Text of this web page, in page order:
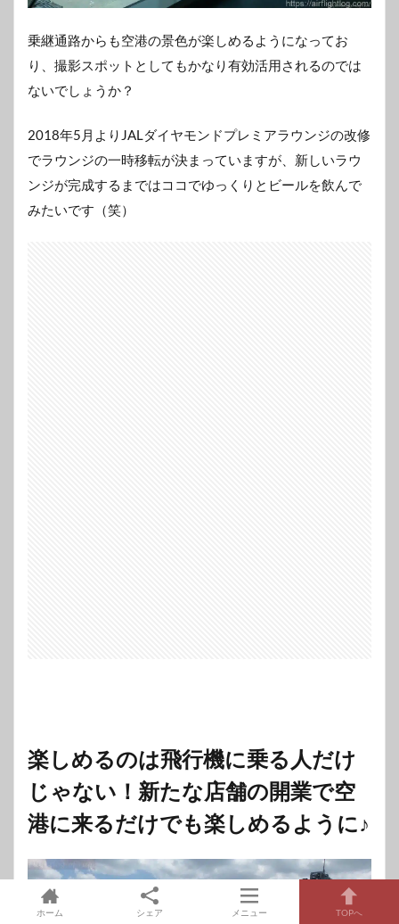
乗継通路からも空港の景色が楽しめるようになってお
り、撮影スポットとしてもかなり有効活用されるのでは
ないでしょうか？
2018年5月よりJALダイヤモンドプレミアラウンジの改修
でラウンジの一時移転が決まっていますが、新しいラウ
ンジが完成するまではココでゆっくりとビールを飲んで
みたいです（笑）
楽しめるのは飛行機に乗る人だけ
じゃない！新たな店舗の開業で空
港に来るだけでも楽しめるように♪
ホーム シェア メニュー TOPへ